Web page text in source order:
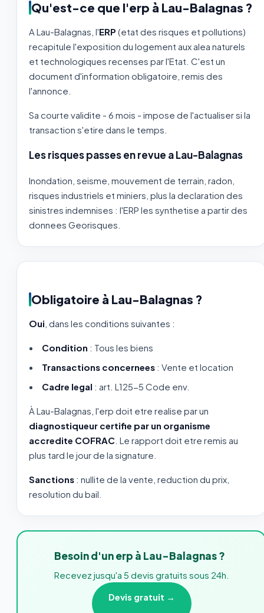
Qu'est-ce que l'erp à Lau-Balagnas ?
A Lau-Balagnas, l'ERP (etat des risques et pollutions)
recapitule l'exposition du logement aux alea naturels
et technologiques recenses par l'Etat. C'est un
document d'information obligatoire, remis des
l'annonce.
Sa courte validite - 6 mois - impose de l'actualiser si la
transaction s'etire dans le temps.
Les risques passes en revue a Lau-Balagnas
Inondation, seisme, mouvement de terrain, radon,
risques industriels et miniers, plus la declaration des
sinistres indemnises : l'ERP les synthetise a partir des
donnees Georisques.
Obligatoire à Lau-Balagnas ?
Oui , dans les conditions suivantes :
Condition : Tous les biens
Transactions concernees : Vente et location
Cadre legal : art. L125-5 Code env.
À Lau-Balagnas, l'erp doit etre realise par un
diagnostiqueur certifie par un organisme
accredite COFRAC . Le rapport doit etre remis au
plus tard le jour de la signature.
Sanctions : nullite de la vente, reduction du prix,
resolution du bail.
Besoin d'un erp à Lau-Balagnas ?
Recevez jusqu'a 5 devis gratuits sous 24h.
Devis gratuit →